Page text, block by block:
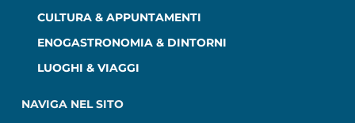
CULTURA & APPUNTAMENTI
ENOGASTRONOMIA & DINTORNI
LUOGHI & VIAGGI
NAVIGA NEL SITO